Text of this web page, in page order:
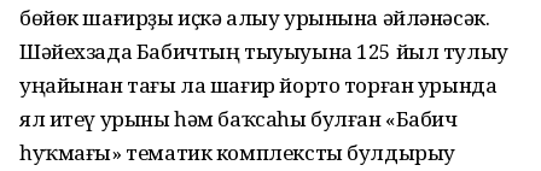
бөйөк шағирҙы иҫкә алыу урынына әйләнәсәк.
Шәйехзада Бабичтың тыуыуына 125 йыл тулыу
уңайынан тағы ла шағир йорто торған урында
ял итеү урыны һәм баҡсаһы булған «Бабич
һуҡмағы» тематик комплексты булдырыу